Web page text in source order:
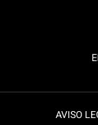
AVISO